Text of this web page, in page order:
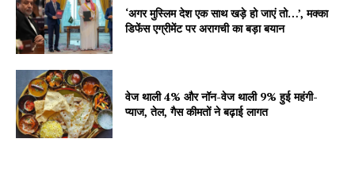
‘अगर मुस्लिम देश एक साथ खड़े हो जाएं तो…’, मक्का
डिफेंस एग्रीमेंट पर अरागची का बड़ा बयान
वेज थाली 4% और नॉन-वेज थाली 9% हुई महंगी-
प्याज, तेल, गैस कीमतों ने बढ़ाई लागत